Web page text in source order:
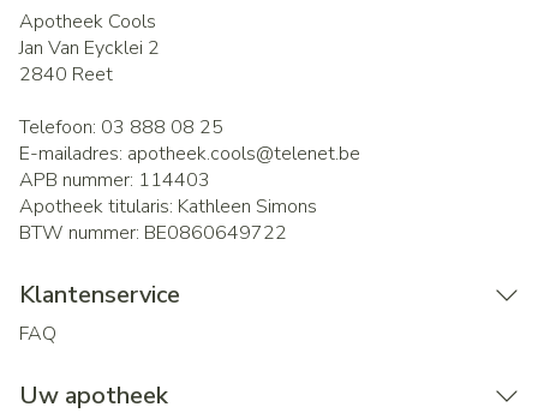
Apotheek Cools
Jan Van Eycklei 2
2840 Reet
Telefoon: 03 888 08 25
E-mailadres: apotheek.cools@telenet.be
APB nummer: 114403
Apotheek titularis: Kathleen Simons
BTW nummer: BE0860649722
Klantenservice
FAQ
Uw apotheek